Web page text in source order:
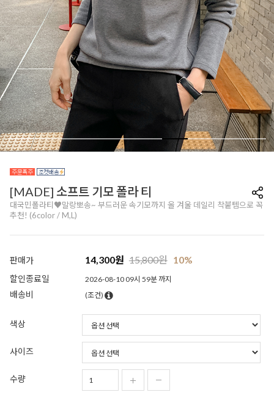
[MADE] 소프트 기모 폴라 티
대국민폴라티♥말랑뽀송~ 부드러운 속기모까지 올 겨울 데일리 착붙템으로 꼭
추천! (6color / M,L)
판매가 14,300원 15,800원 10%
할인종료일 2026-08-10 09시 59분 까지
배송비 (조건)
색상
사이즈
수량